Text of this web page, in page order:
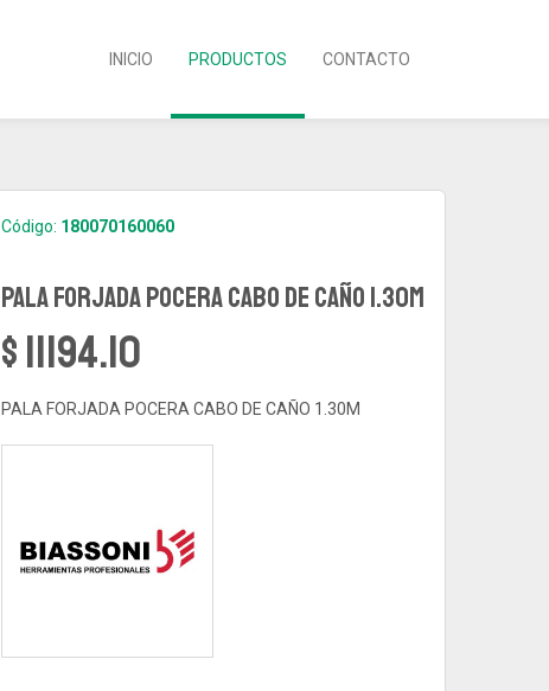
INICIO (CURRENT)
PRODUCTOS CONTACTO
Código: 180070160060
PALA FORJADA POCERA CABO DE CAÑO 1.30M
$ 11194.10
PALA FORJADA POCERA CABO DE CAÑO 1.30M